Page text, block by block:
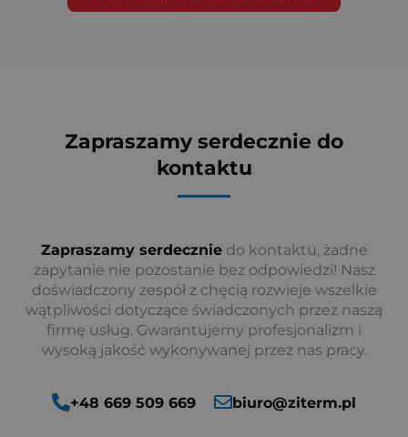
Zapraszamy serdecznie do
kontaktu
Zapraszamy serdeczniedo kontaktu, żadne
zapytanie nie pozostanie bez odpowiedzi! Nasz
doświadczony zespół z chęcią rozwieje wszelkie
wątpliwości dotyczące świadczonych przez naszą
firmę usług. Gwarantujemy profesjonalizm i
wysoką jakość wykonywanej przez nas pracy.
+48 669 509 669 biuro@ziterm.pl